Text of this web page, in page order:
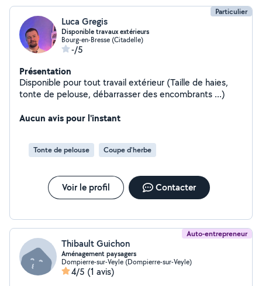
Particulier
Luca Gregis
Disponible travaux extérieurs
Bourg-en-Bresse (Citadelle)
-/5
Présentation
Disponible pour tout travail extérieur (Taille de haies,
tonte de pelouse, débarrasser des encombrants ...)
Aucun avis pour l'instant
Tonte de pelouse Coupe d'herbe
Voir le profil Contacter
Auto-entrepreneur
Thibault Guichon
Aménagement paysagers
Dompierre-sur-Veyle (Dompierre-sur-Veyle)
4/5 (1 avis)